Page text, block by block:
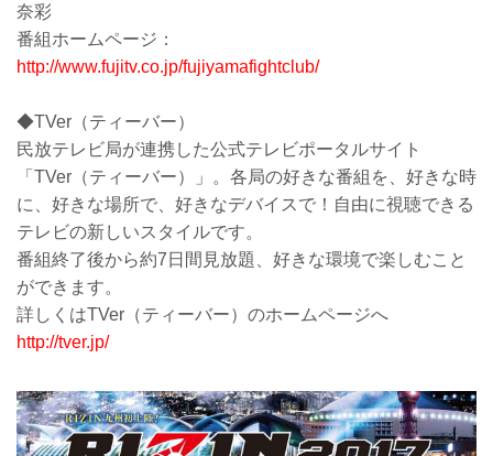
奈彩
番組ホームページ：
http://www.fujitv.co.jp/fujiyamafightclub/
◆TVer（ティーバー）
民放テレビ局が連携した公式テレビポータルサイト
「TVer（ティーバー）」。各局の好きな番組を、好きな時
に、好きな場所で、好きなデバイスで！自由に視聴できる
テレビの新しいスタイルです。
番組終了後から約7日間見放題、好きな環境で楽しむこと
ができます。
詳しくはTVer（ティーバー）のホームページへ
http://tver.jp/